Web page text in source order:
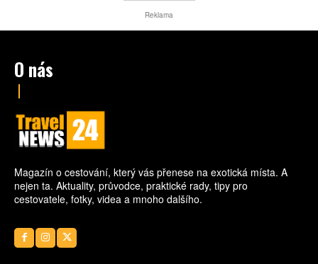
Reklama
O nás
Magazín o cestování, který vás přenese na exotická místa. A
nejen ta. Aktuality, průvodce, praktické rady, tipy pro
cestovatele, fotky, videa a mnoho dalšího.